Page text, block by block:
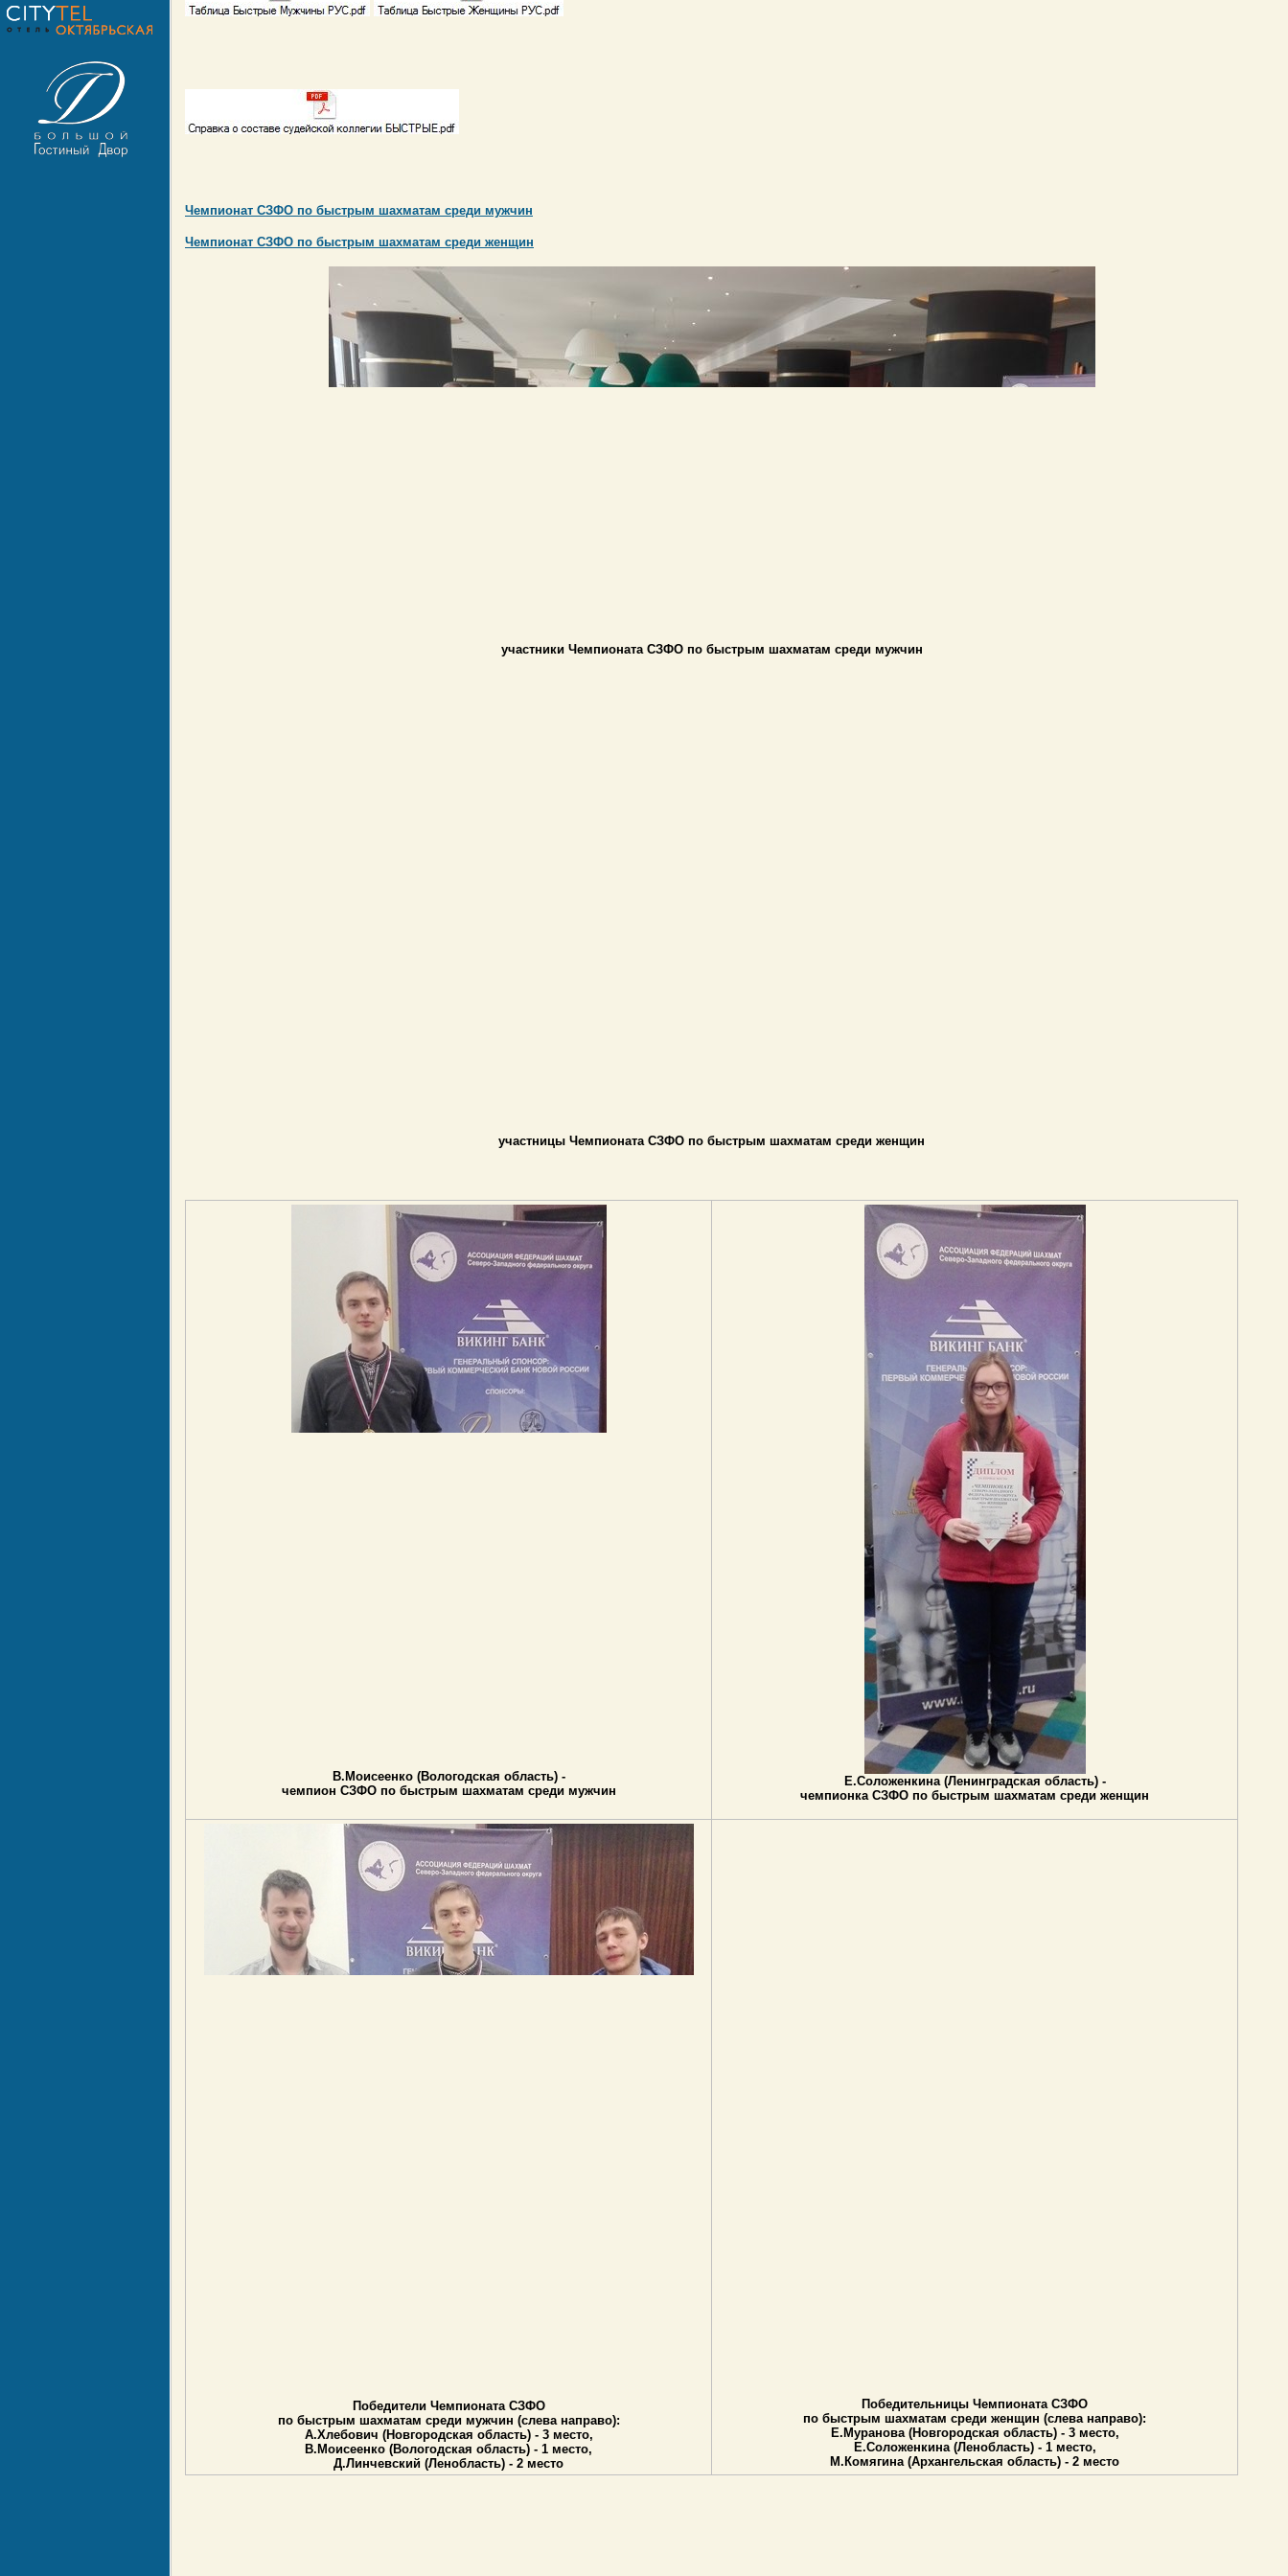
Чемпионат СЗФО по быстрым шахматам среди мужчин
Чемпионат СЗФО по быстрым шахматам среди женщин
участники Чемпионата СЗФО по быстрым шахматам среди мужчин
участницы Чемпионата СЗФО по быстрым шахматам среди женщин
В.Моисеенко (Вологодская область) -
чемпион СЗФО по быстрым шахматам среди мужчин
Е.Соложенкина (Ленинградская область) -
чемпионка СЗФО по быстрым шахматам среди женщин
Победители Чемпионата СЗФО
по быстрым шахматам среди мужчин (слева направо):
А.Хлебович (Новгородская область) - 3 место,
В.Моисеенко (Вологодская область) - 1 место,
Д.Линчевский (Ленобласть) - 2 место
Победительницы Чемпионата СЗФО
по быстрым шахматам среди женщин (слева направо):
Е.Муранова (Новгородская область) - 3 место,
Е.Соложенкина (Ленобласть) - 1 место,
М.Комягина (Архангельская область) - 2 место